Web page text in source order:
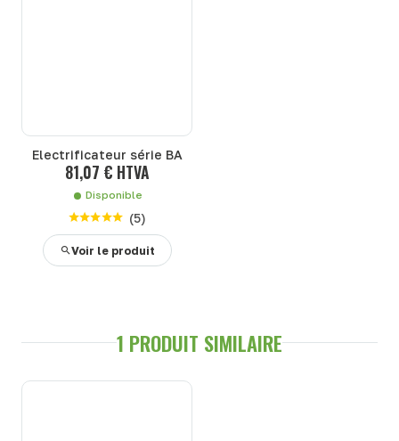
Electrificateur série BA
81,07 € HTVA
Disponible
(5)
Voir le produit
1 PRODUIT SIMILAIRE